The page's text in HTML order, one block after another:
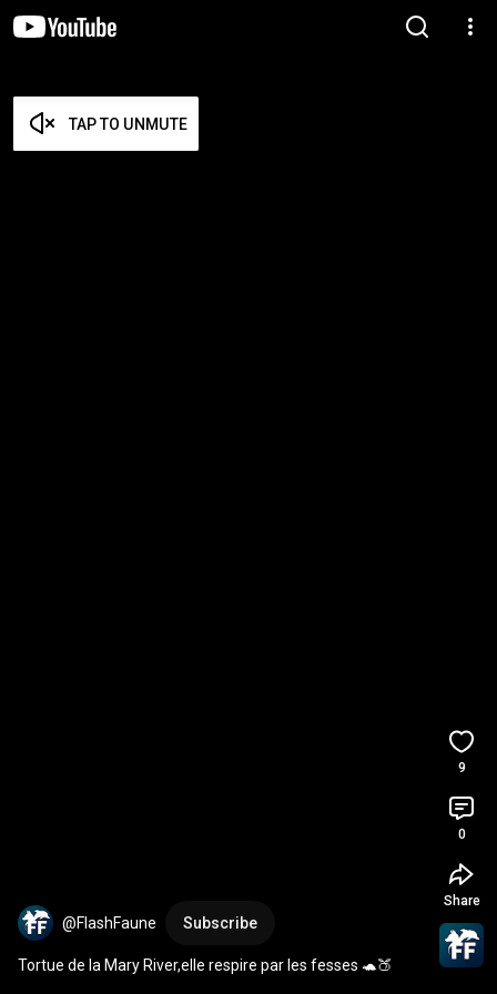
TAP TO UNMUTE
@FlashFaune Subscribe
Tortue de la Mary River,elle respire par les fesses 🐢🍑
9
0
Share